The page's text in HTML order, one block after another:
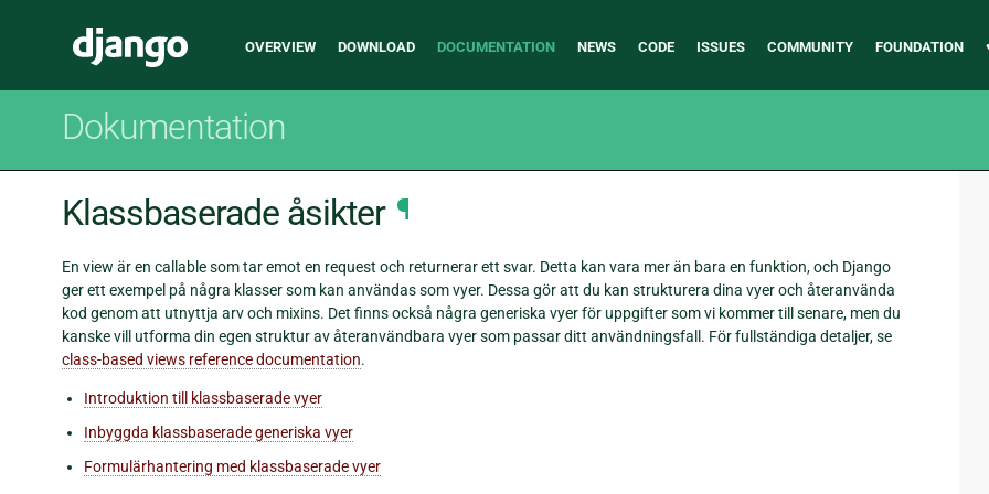
Django
Main
OVERVIEW DOWNLOAD DOCUMENTATION NEWS CODE ISSUES COMMUNITY FOUNDATION
Dokumentation
Klassbaserade åsikter ¶
En view är en callable som tar emot en request och returnerar ett svar. Detta kan vara mer än bara en funktion, och Django
ger ett exempel på några klasser som kan användas som vyer. Dessa gör att du kan strukturera dina vyer och återanvända
kod genom att utnyttja arv och mixins. Det finns också några generiska vyer för uppgifter som vi kommer till senare, men du
kanske vill utforma din egen struktur av återanvändbara vyer som passar ditt användningsfall. För fullständiga detaljer, se
class-based views reference documentation.
Introduktion till klassbaserade vyer
Inbyggda klassbaserade generiska vyer
Formulärhantering med klassbaserade vyer